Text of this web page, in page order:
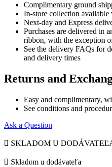
Complimentary ground
In-store collection
Next-day and Express
Purchases are delivered in
ribbon, with the exception
See the delivery FAQs for
and delivery times
Returns and
Easy and complimentary,
See conditions and
Ask a Question
 SKLADOM U
 Skladom u dodávateľa